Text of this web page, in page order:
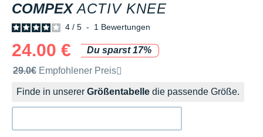
COMPEX ACTIV KNEE
4 / 5 - 1 Bewertungen
24.00 €
Du sparst 17%
Unverbindliche Preisempfehlung der Marke
29.0€ Empfohlener Preis
Finde in unserer Größentabelle die passende Größe.